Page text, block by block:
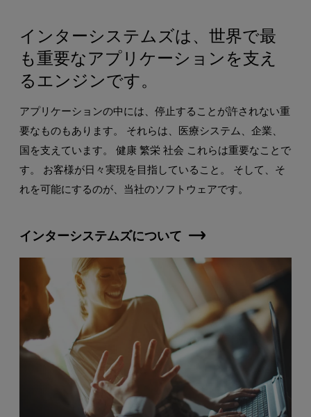
インターシステムズは、世界で最
も重要なアプリケーションを支え
るエンジンです。
アプリケーションの中には、停止することが許されない重
要なものもあります。 それらは、医療システム、企業、
国を支えています。 健康 繁栄 社会 これらは重要なことで
す。 お客様が日々実現を目指していること。 そして、そ
れを可能にするのが、当社のソフトウェアです。
インターシステムズについて